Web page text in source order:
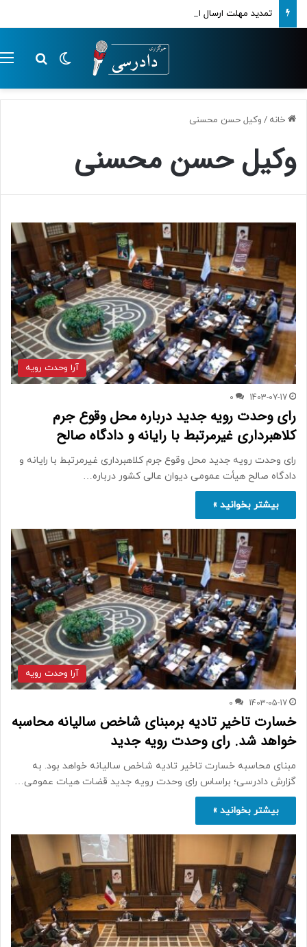
تمدید مهلت ارسال اظهارنامه‌های مالیاتی تا پایان تابستان 1405
تغییر پوسته
خانه / وکیل حسن محسنی
وکیل حسن محسنی
آرا وحدت رویه
1403-07-17
0
رای وحدت رویه جدید درباره محل وقوع جرم
کلاهبرداری غیرمرتبط با رایانه و دادگاه صالح
رای وحدت رویه جدید محل وقوع جرم کلاهبرداری غیرمرتبط با رایانه و
دادگاه صالح هیأت عمومی دیوان عالی کشور درباره…
بیشتر بخوانید »
آرا وحدت رویه
1403-05-17
0
خسارت تاخیر تادیه برمبنای شاخص سالیانه محاسبه
خواهد شد. رای وحدت رویه جدید
مبنای محاسبه خسارت تاخیر تادیه شاخص سالیانه خواهد بود. به
گزارش دادرسی؛ براساس رای وحدت رویه جدید قضات هیات عمومی…
بیشتر بخوانید »